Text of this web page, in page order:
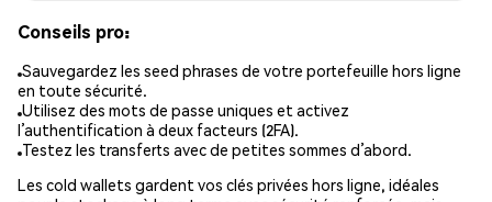
Conseils pro:
Sauvegardez les seed phrases de votre portefeuille hors ligne
en toute sécurité.
Utilisez des mots de passe uniques et activez
l’authentification à deux facteurs (2FA).
Testez les transferts avec de petites sommes d’abord.
Les cold wallets gardent vos clés privées hors ligne, idéales